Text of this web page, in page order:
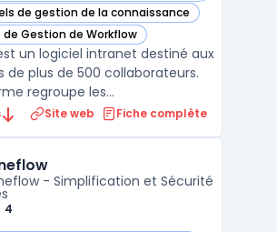
de gestion de la connaissance
dans cette catégorie
Gestion de Workflow
dans cette catégorie
un logiciel intranet destiné aux
de plus de 500 collaborateurs.
regroupe les
internes, les documents
publient des actualités
ciblées par site, département ou ...
Site web Fiche complète
- Simplification et Sécurité
4